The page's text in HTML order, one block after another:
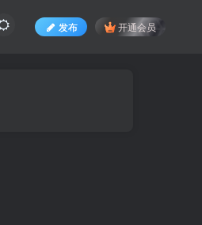
发布 开通会员